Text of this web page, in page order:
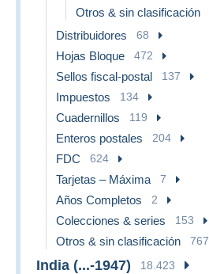
Otros & sin clasificación
Distribuidores 68
Hojas Bloque 472
Sellos fiscal-postal 137
Impuestos 134
Cuadernillos 119
Enteros postales 204
FDC 624
Tarjetas – Máxima 7
Años Completos 2
Colecciones & series 153
Otros & sin clasificación 767
India (...-1947) 18.423